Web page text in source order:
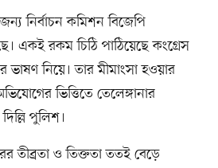
জন্য নির্বাচন কমিশন বিজেপি
একই রকম চিঠি পাঠিয়েছে কংগ্রেস
ভাষণ নিয়ে। তার মীমাংসা হওয়ার
ভিত্তিতে তেলেঙ্গানার
পুলিশ।
তীব্রতা ও তিক্ততা ততই বেড়ে